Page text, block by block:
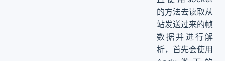
的方法去读取从
站发送过来的帧
数据并进行解
析，首先会使用